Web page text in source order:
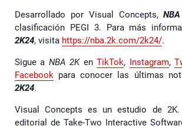
Desarrollado por Visual Concepts,
clasificación PEGI 3. Para más
2K24, visita https://nba.2k.com/2k24/.
Sigue a NBA 2KenTikTok, Instagram,
Facebook para conocer las últimas
2K24.
Visual Concepts es un estudio de
editorial de Take-Two Interactive